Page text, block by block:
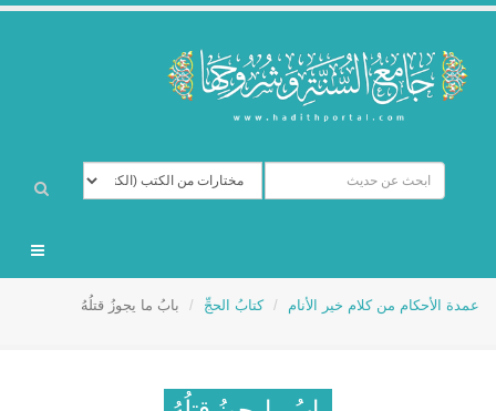
عمدة الأحكام من كلام خير الأنام كتابُ الحجِّ بابُ ما يجوزُ قتلُهُ